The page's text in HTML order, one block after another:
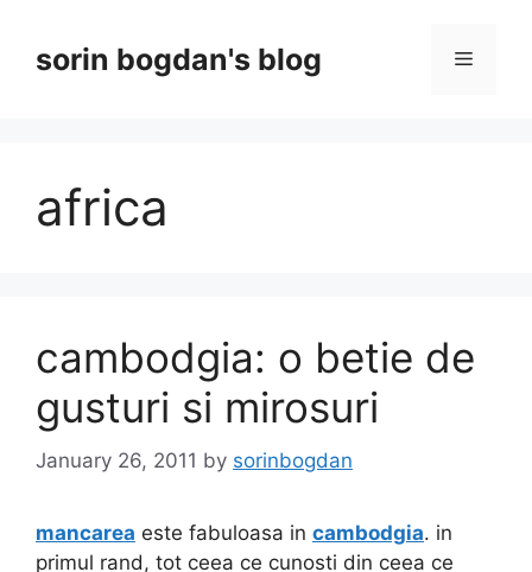
contentsorin bogdan's blog Menu
africa
cambodgia: o betie de
gusturi si mirosuri
January 26, 2011 by sorinbogdan
mancarea este fabuloasa in cambodgia. in
primul rand, tot ceea ce cunosti din ceea ce